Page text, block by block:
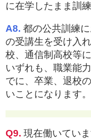
に在学したまま訓
A8. 都の公共訓練
の受講生を受け入
校、通信制高校等
いずれも、職業能
でに、卒業、退校
いことになります。
Q9. 現在働いてい